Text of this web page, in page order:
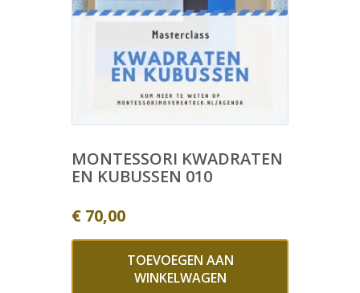
MONTESSORI KWADRATEN
EN KUBUSSEN 010
€ 70,00
TOEVOEGEN AAN
WINKELWAGEN